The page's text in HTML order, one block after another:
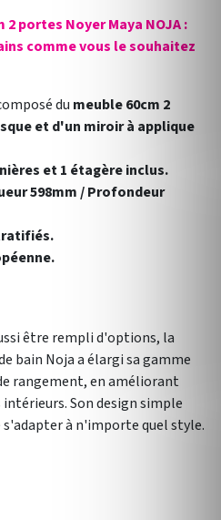
portes Noyer Maya NOJA :
comme vous le souhaitez
du meuble 60cm 2
et d'un miroir à applique
et 1 étagère inclus.
598mm / Profondeur
être rempli d'options, la
bain Noja a élargi sa gamme
rangement, en améliorant
Son design simple
à n'importe quel style.